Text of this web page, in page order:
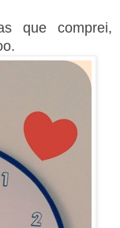
que comprei,